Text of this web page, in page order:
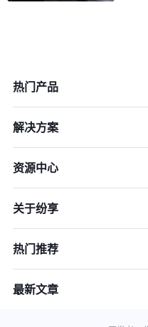
热门产品
解决方案
资源中心
关于纷享
热门推荐
最新文章